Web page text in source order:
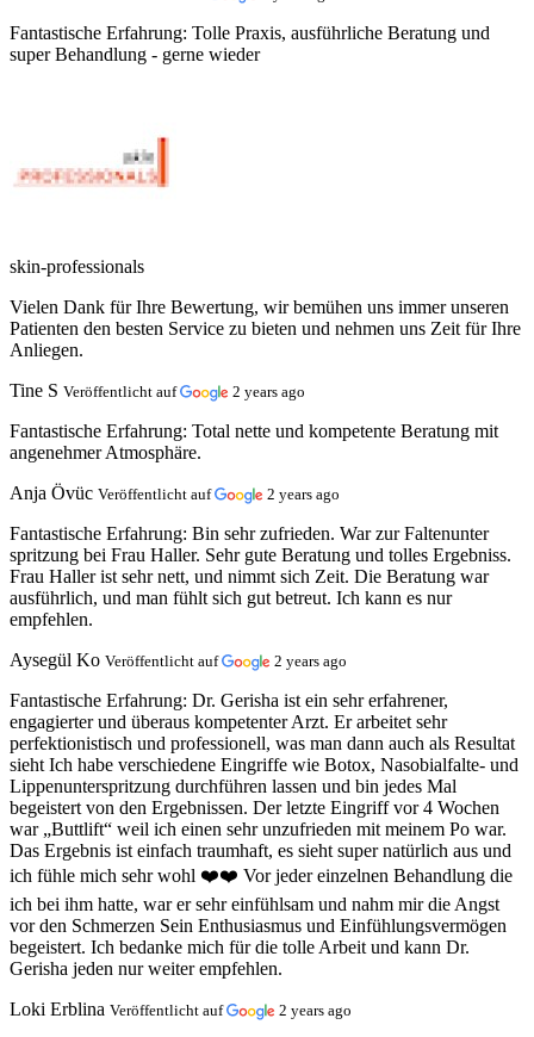
Fantastische Erfahrung: Tolle Praxis, ausführliche Beratung und
super Behandlung - gerne wieder
skin-professionals
Vielen Dank für Ihre Bewertung, wir bemühen uns immer unseren
Patienten den besten Service zu bieten und nehmen uns Zeit für Ihre
Anliegen.
Tine S Veröffentlicht auf 2 years ago
Fantastische Erfahrung: Total nette und kompetente Beratung mit
angenehmer Atmosphäre.
Anja Övüc Veröffentlicht auf 2 years ago
Fantastische Erfahrung: Bin sehr zufrieden. War zur Faltenunter
spritzung bei Frau Haller. Sehr gute Beratung und tolles Ergebniss.
Frau Haller ist sehr nett, und nimmt sich Zeit. Die Beratung war
ausführlich, und man fühlt sich gut betreut. Ich kann es nur
empfehlen.
Aysegül Ko Veröffentlicht auf 2 years ago
Fantastische Erfahrung: Dr. Gerisha ist ein sehr erfahrener,
engagierter und überaus kompetenter Arzt. Er arbeitet sehr
perfektionistisch und professionell, was man dann auch als Resultat
sieht Ich habe verschiedene Eingriffe wie Botox, Nasobialfalte- und
Lippenunterspritzung durchführen lassen und bin jedes Mal
begeistert von den Ergebnissen. Der letzte Eingriff vor 4 Wochen
war „Buttlift“ weil ich einen sehr unzufrieden mit meinem Po war.
Das Ergebnis ist einfach traumhaft, es sieht super natürlich aus und
ich fühle mich sehr wohl ❤️❤️ Vor jeder einzelnen Behandlung die
ich bei ihm hatte, war er sehr einfühlsam und nahm mir die Angst
vor den Schmerzen Sein Enthusiasmus und Einfühlungsvermögen
begeistert. Ich bedanke mich für die tolle Arbeit und kann Dr.
Gerisha jeden nur weiter empfehlen.
Loki Erblina Veröffentlicht auf 2 years ago